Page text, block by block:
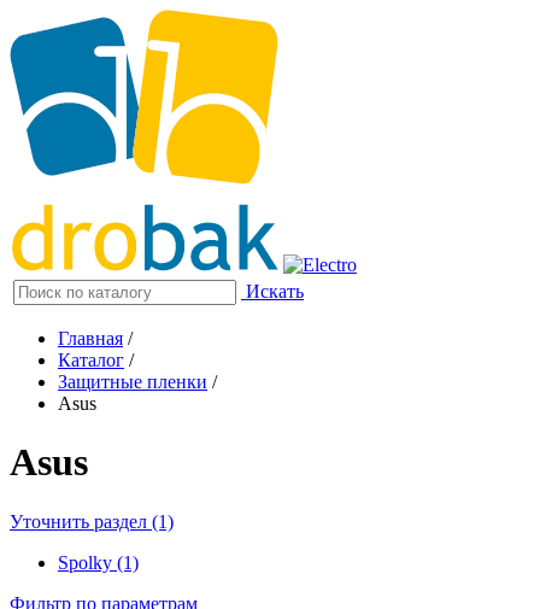
Искать
Главная /
Каталог /
Защитные пленки /
Asus
Asus
Уточнить раздел (1)
Spolky (1)
Фильтр по параметрам